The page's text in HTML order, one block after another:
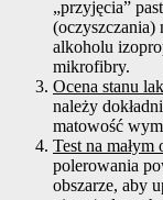
„przyjęcia”
(oczyszczania)
alkoholu
mikrofibry.
Ocena stanu
należy
matowość
Test na małym
polerowania
obszarze, aby